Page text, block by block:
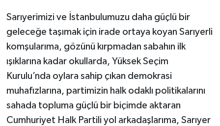
Sarıyerimizi ve İstanbulumuzu daha güçlü bir
geleceğe taşımak için irade ortaya koyan Sarıyerli
komşularıma, gözünü kırpmadan sabahın ilk
ışıklarına kadar okullarda, Yüksek Seçim
Kurulu’nda oylara sahip çıkan demokrasi
muhafızlarına, partimizin halk odaklı politikalarını
sahada topluma güçlü bir biçimde aktaran
Cumhuriyet Halk Partili yol arkadaşlarıma, Sarıyer